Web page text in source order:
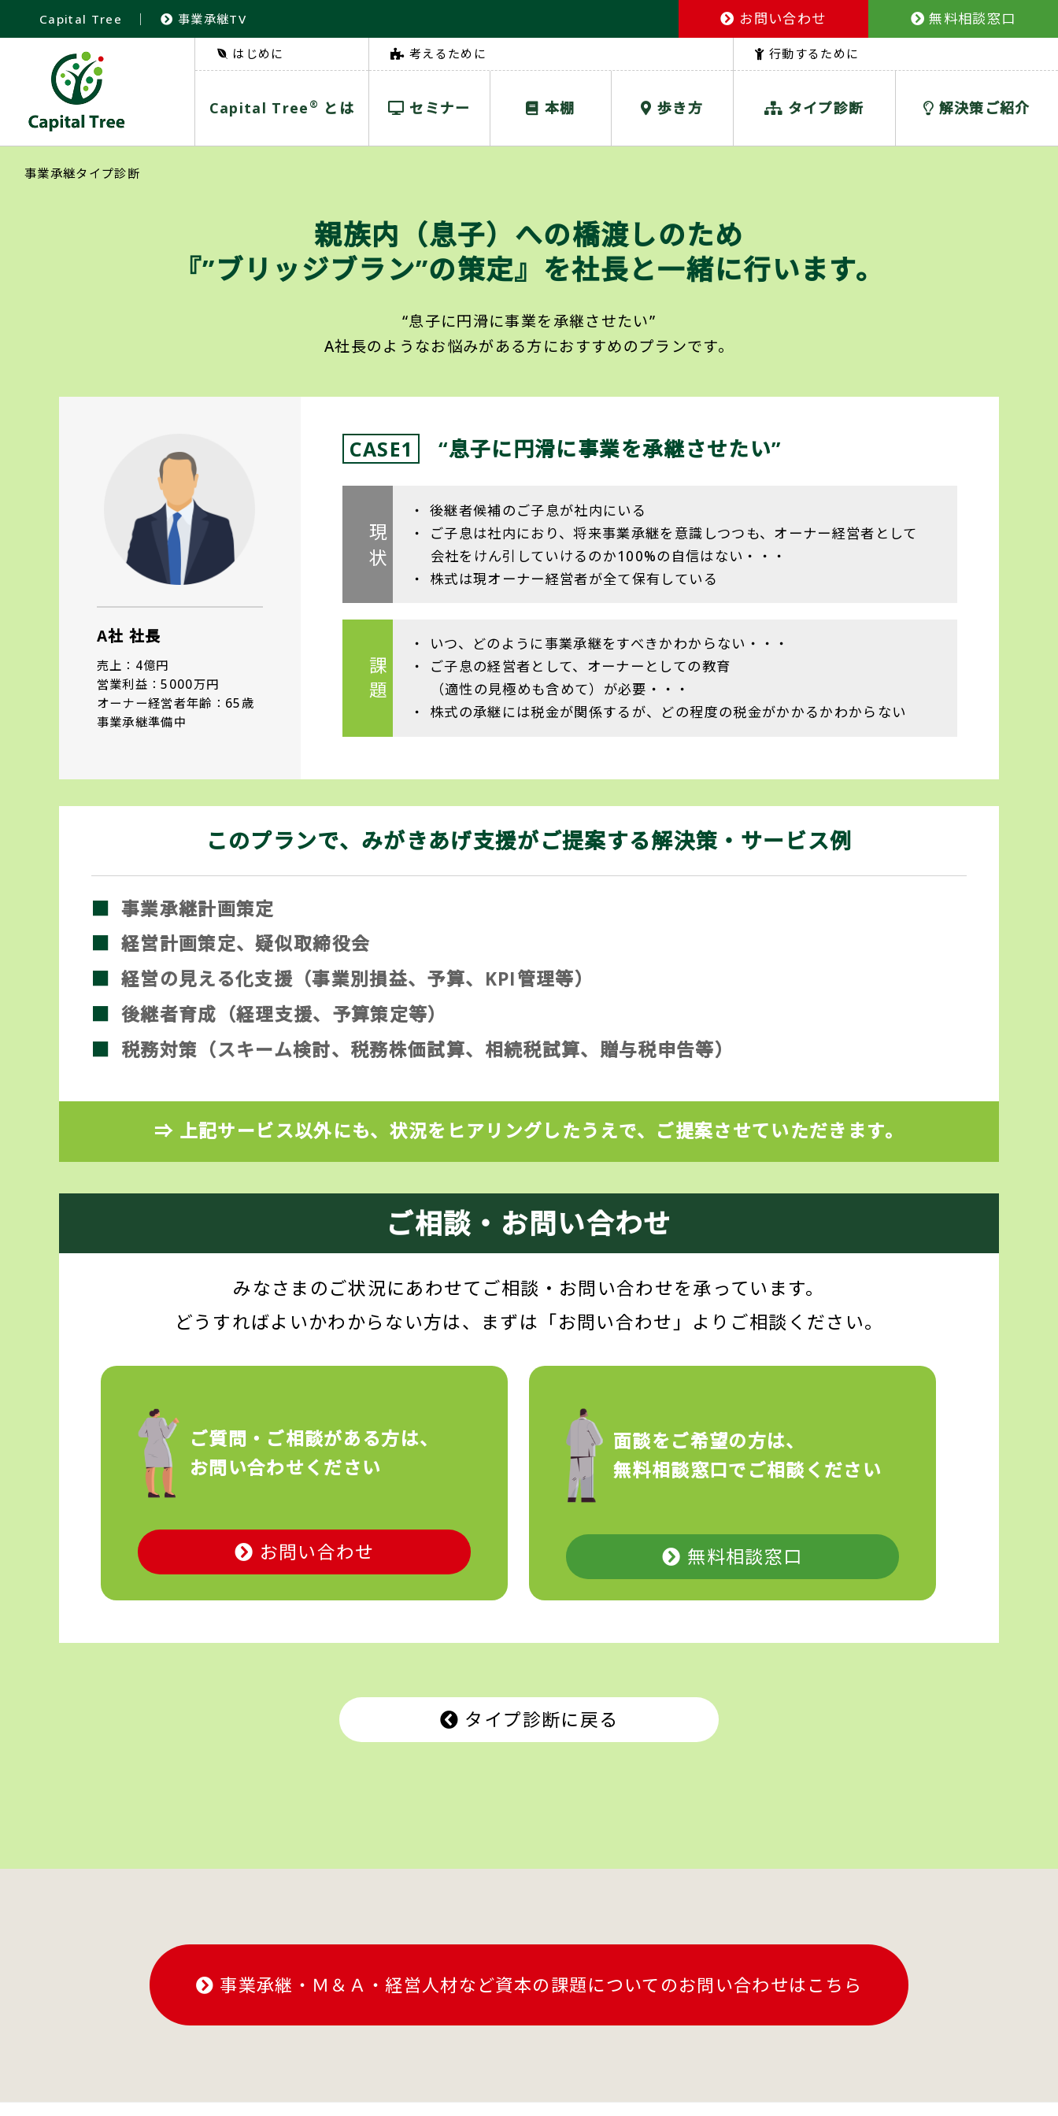
Capital Tree ｜ 事業承継TV お問い合わせ 無料相談窓口
はじめに
Capital Tree ® とは
考えるために
セミナー 本棚 歩き方
行動するために
タイプ診断 解決策ご紹介
事業承継タイプ診断
親族内（息子）への橋渡しのため
『”ブリッジブラン”の策定』を社長と一緒に行います。
“息子に円滑に事業を承継させたい”
A社長のようなお悩みがある方におすすめのプランです。
A社 社長
売上：4億円
営業利益：5000万円
オーナー経営者年齢：65歳
事業承継準備中
CASE1 “息子に円滑に事業を承継させたい”
現 状
後継者候補のご子息が社内にいる
ご子息は社内におり、将来事業承継を意識しつつも、オーナー経営者として
会社をけん引していけるのか100%の自信はない・・・
株式は現オーナー経営者が全て保有している
課 題
いつ、どのように事業承継をすべきかわからない・・・
ご子息の経営者として、オーナーとしての教育
（適性の見極めも含めて）が必要・・・
株式の承継には税金が関係するが、どの程度の税金がかかるかわからない
このプランで、みがきあげ支援がご提案する解決策・サービス例
事業承継計画策定
経営計画策定、疑似取締役会
経営の見える化支援（事業別損益、予算、KPI管理等）
後継者育成（経理支援、予算策定等）
税務対策（スキーム検討、税務株価試算、相続税試算、贈与税申告等）
⇒ 上記サービス以外にも、状況をヒアリングしたうえで、ご提案させていただきます。
ご相談・お問い合わせ
みなさまのご状況にあわせて ご相談・お問い合わせを承っています。
どうすればよいかわからない方は、
まずは「お問い合わせ」よりご相談ください。
ご質問・ご相談がある方は、
お問い合わせください
お問い合わせ
面談をご希望の方は、
無料相談窓口でご相談ください
無料相談窓口
タイプ診断に戻る
事業承継・Ｍ＆Ａ・経営人材など資本の課題についてのお問い合わせはこちら